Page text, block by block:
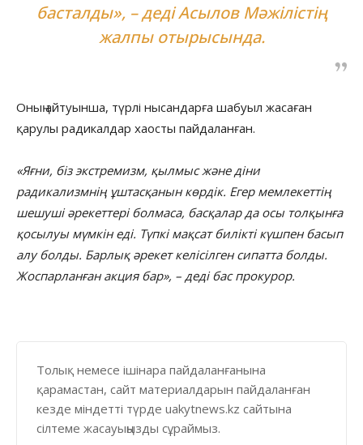
басталды», – деді Асылов Мәжілістің
жалпы отырысында.
Оның айтуынша, түрлі нысандарға шабуыл жасаған
қарулы радикалдар хаосты пайдаланған.
«Яғни, біз экстремизм, қылмыс және діни
радикализмнің ұштасқанын көрдік. Егер мемлекеттің
шешуші әрекеттері болмаса, басқалар да осы толқынға
қосылуы мүмкін еді. Түпкі мақсат билікті күшпен басып
алу болды. Барлық әрекет келісілген сипатта болды.
Жоспарланған акция бар», – деді бас прокурор.
Толық немесе ішінара пайдаланғанына
қарамастан, сайт материалдарын пайдаланған
кезде міндетті түрде uakytnews.kz сайтына
сілтеме жасауыңызды сұраймыз.